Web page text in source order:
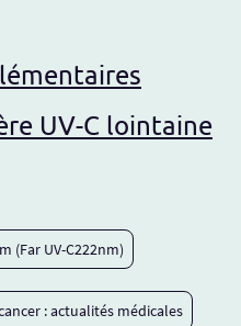
UV-C lointaine
(Far UV-C222nm)
: actualités médicales